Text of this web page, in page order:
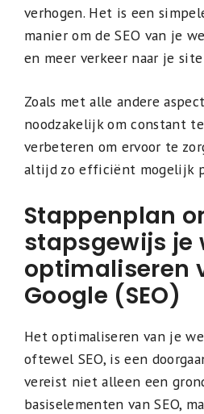
verhogen. Het is een
manier om de SEO van je
en meer verkeer naar je
Zoals met alle andere
noodzakelijk om constant
verbeteren om ervoor te
altijd zo efficiënt mogelijk
Stappenplan
stapsgewijs je
optimaliseren
Google (SEO)
Het optimaliseren van je
oftewel SEO, is een
vereist niet alleen een
basiselementen van SEO,